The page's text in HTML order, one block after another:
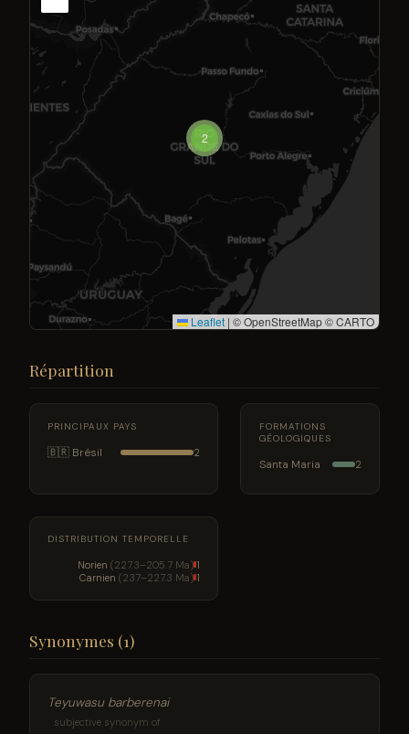
2
Leaflet | © OpenStreetMap © CARTO
Répartition
PRINCIPAUX PAYS
🇧🇷 Brésil 2
FORMATIONS
GÉOLOGIQUES
Santa Maria 2
DISTRIBUTION TEMPORELLE
Norien (227.3–205.7 Ma) 1
Carnien (237–227.3 Ma) 1
Synonymes (1)
Teyuwasu barberenai
subjective synonym of